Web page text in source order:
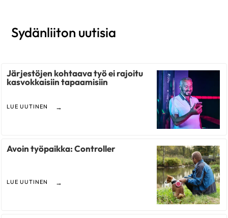
Sydänliiton uutisia
Järjestöjen kohtaava työ ei rajoitu
kasvokkaisiin tapaamisiin
LUE UUTINEN
Avoin työpaikka: Controller
LUE UUTINEN